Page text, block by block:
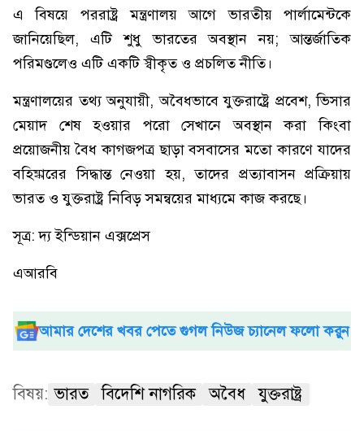
এ বিষয়ে পররাষ্ট্র মন্ত্রণালয় আগে ভারতীয় পার্লামেন্টকে
জানিয়েছিল, এটি শুধু ভারতের অবস্থান নয়; আন্তর্জাতিক
পরিমণ্ডলেও এটি একটি স্বীকৃত ও প্রচলিত নীতি।
মন্ত্রণালয়ের তথ্য অনুযায়ী, অবৈধভাবে যুক্তরাষ্ট্রে প্রবেশ, ভিসার
মেয়াদ শেষ হওয়ার পরো সেখানে অবস্থান করা কিংবা
প্রয়োজনীয় বৈধ কাগজপত্র ছাড়া বসবাসের মতো কারণে যাদের
বহিষ্কারের সিদ্ধান্ত নেওয়া হয়, তাদের প্রত্যাবাসন প্রক্রিয়ায়
ভারত ও যুক্তরাষ্ট্র নিবিড় সমন্বয়ের মাধ্যমে কাজ করছে।
সূত্র: দ্য ইন্ডিয়ান এক্সপ্রেস
এআরবি
আমার দেশের খবর পেতে গুগল নিউজ চ্যানেল ফলো করুন
বিষয়: ভারত বিদেশি নাগরিক অবৈধ যুক্তরাষ্ট্র